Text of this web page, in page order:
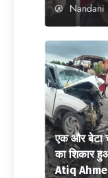
Nandani
एक और बेटा
का शिकार
Atiq